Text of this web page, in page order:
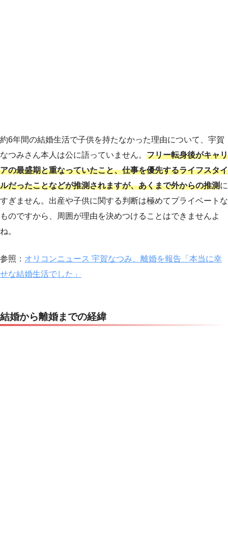
約6年間の結婚生活で子供を持たなかった理由について、宇賀
なつみさん本人は公に語っていません。 フリー転身後がキャリ
アの最盛期と重なっていたこと、仕事を優先するライフスタイ
ルだったことなどが推測されますが、あくまで外からの推測に
すぎません。出産や子供に関する判断は極めてプライベートな
ものですから、周囲が理由を決めつけることはできませんよ
ね。
参照： オリコンニュース 宇賀なつみ、離婚を報告「本当に幸
せな結婚生活でした」
結婚から離婚までの経緯